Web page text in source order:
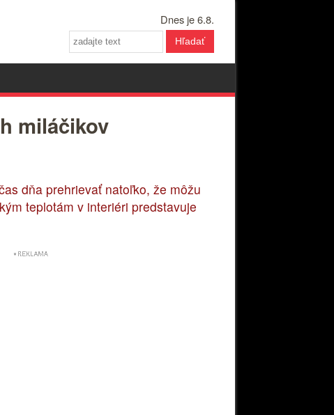
Dnes je 6.8.
Hľadať
miláčikov
dňa prehrievať natoľko, že môžu
teplotám v interiéri predstavuje